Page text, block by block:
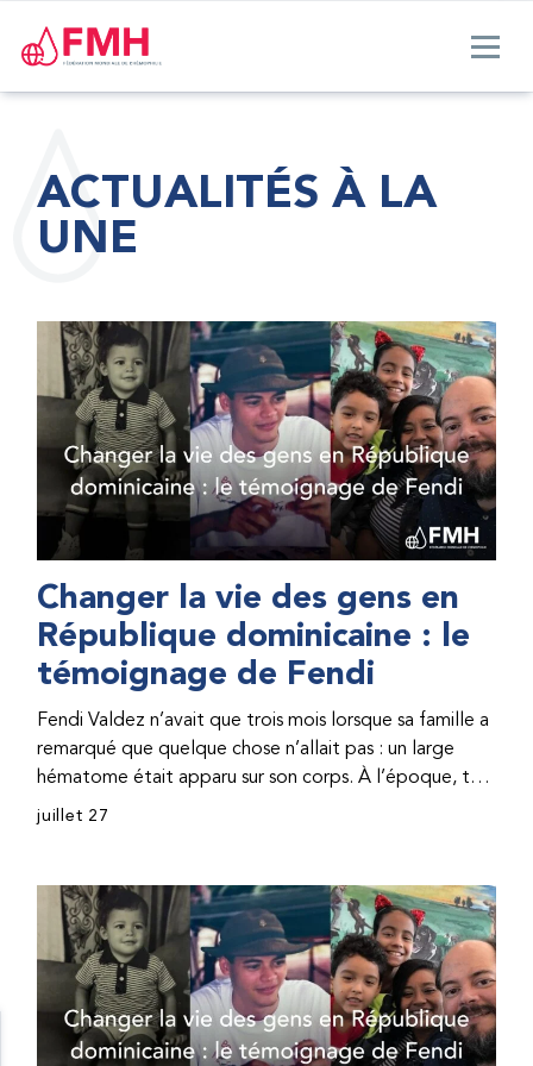
ACTUALITÉS À LA
UNE
Changer la vie des gens en
République dominicaine : le
témoignage de Fendi
Fendi Valdez n’avait que trois mois lorsque sa famille a
remarqué que quelque chose n’allait pas : un large
hématome était apparu sur son corps. À l’époque, très
peu de professionnel·les de santé de République
correct, le traitement était encore largement
indisponible. Les concentrés de facteur étaient chers
et difficiles à se procurer. Afin que son traitement dure
plus longtemps, Fendi prenait parfois une dose
inférieure à celle prescrite. À cause de ces soins limités,
il avait fréquemment des saignements, manquait
juillet 27